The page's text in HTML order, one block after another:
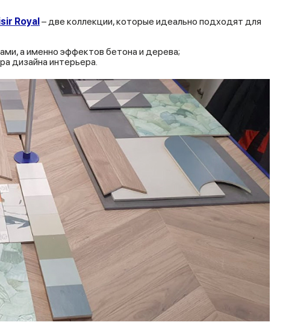
Royal– две коллекции, которые идеально подходят для
а именно эффектов бетона и дерева;
дизайна интерьера.